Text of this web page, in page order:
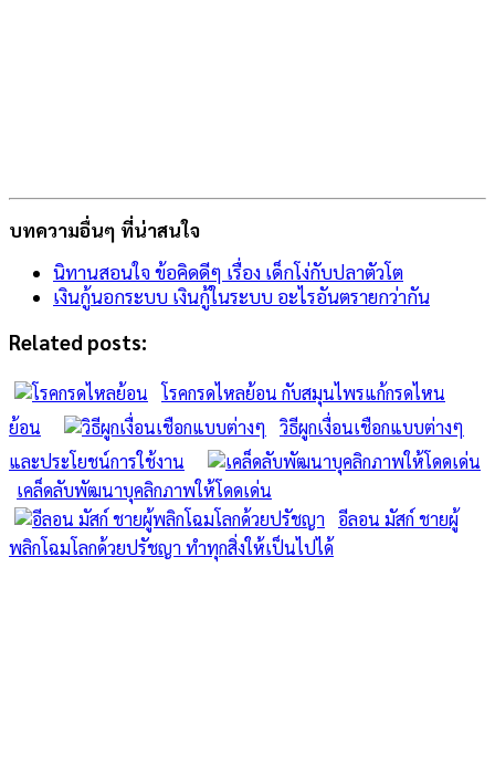
บทความอื่นๆ ที่น่าสนใจ
นิทานสอนใจ ข้อคิดดีๆ เรื่อง เด็กโง่กับปลาตัวโต
เงินกู้นอกระบบ เงินกู้ในระบบ อะไรอันตรายกว่ากัน
Related posts:
โรคกรดไหลย้อน กับสมุนไพรแก้กรดไหน
ย้อน
วิธีผูกเงื่อนเชือกแบบต่างๆ
และประโยชน์การใช้งาน
เคล็ดลับพัฒนาบุคลิกภาพให้โดดเด่น
อีลอน มัสก์ ชายผู้
พลิกโฉมโลกด้วยปรัชญา ทำทุกสิ่งให้เป็นไปได้